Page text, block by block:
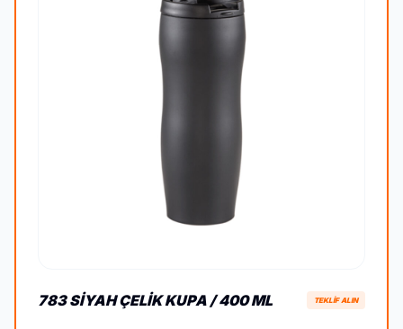
783 SIYAH ÇELIK KUPA / 400 ML TEKLİF ALIN